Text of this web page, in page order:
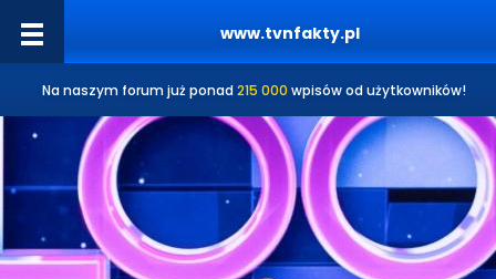
www.tvnfakty.pl
Na naszym forum już ponad 215 000 wpisów od użytkowników!